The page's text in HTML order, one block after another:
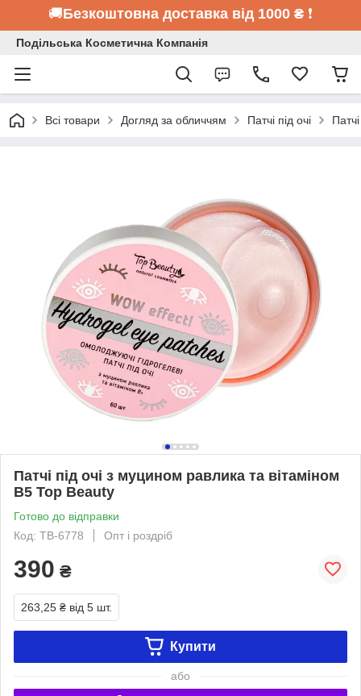
🚚Безкоштовна доставка від 1000 ₴ ❗
Подільська Косметична Компанія
Всі товари Догляд за обличчям Патчі під очі
Патчі під очі з муцином равлика та вітаміном
В5 Top Beauty
Готово до відправки
Код: TB-6778
Опт і роздріб
390 ₴
263,25 ₴ від 5 шт.
Купити
або